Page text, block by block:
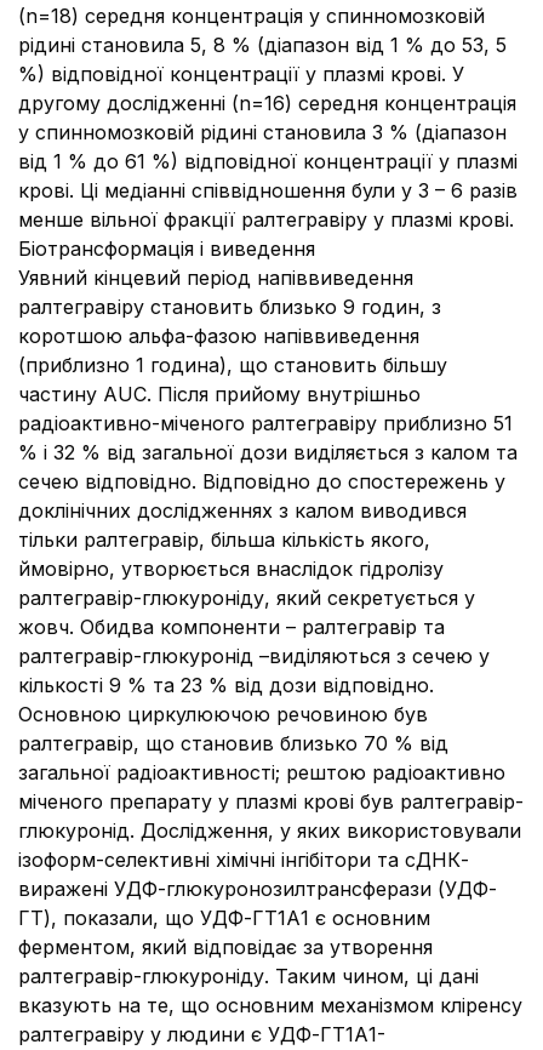
(n=18) середня концентрація у спинномозковій
рідині становила 5, 8 % (діапазон від 1 % до 53, 5
%) відповідної концентрації у плазмі крові. У
другому дослідженні (n=16) середня концентрація
у спинномозковій рідині становила 3 % (діапазон
від 1 % до 61 %) відповідної концентрації у плазмі
крові. Ці медіанні співвідношення були у 3 – 6 разів
менше вільної фракції ралтегравіру у плазмі крові.
Біотрансформація і виведення
Уявний кінцевий період напіввиведення
ралтегравіру становить близько 9 годин, з
коротшою альфа-фазою напіввиведення
(приблизно 1 година), що становить більшу
частину AUC. Після прийому внутрішньо
радіоактивно-міченого ралтегравіру приблизно 51
% і 32 % від загальної дози виділяється з калом та
сечею відповідно. Відповідно до спостережень у
доклінічних дослідженнях з калом виводився
тільки ралтегравір, більша кількість якого,
ймовірно, утворюється внаслідок гідролізу
ралтегравір-глюкуроніду, який секретується у
жовч. Обидва компоненти – ралтегравір та
ралтегравір-глюкуронід –виділяються з сечею у
кількості 9 % та 23 % від дози відповідно.
Основною циркулюючою речовиною був
ралтегравір, що становив близько 70 % від
загальної радіоактивності; рештою радіоактивно
міченого препарату у плазмі крові був ралтегравір-
глюкуронід. Дослідження, у яких використовували
ізоформ-селективні хімічні інгібітори та сДНК-
виражені УДФ-глюкуронозилтрансферази (УДФ-
ГТ), показали, що УДФ-ГТ1А1 є основним
ферментом, який відповідає за утворення
ралтегравір-глюкуроніду. Таким чином, ці дані
вказують на те, що основним механізмом кліренсу
ралтегравіру у людини є УДФ-ГТ1А1-